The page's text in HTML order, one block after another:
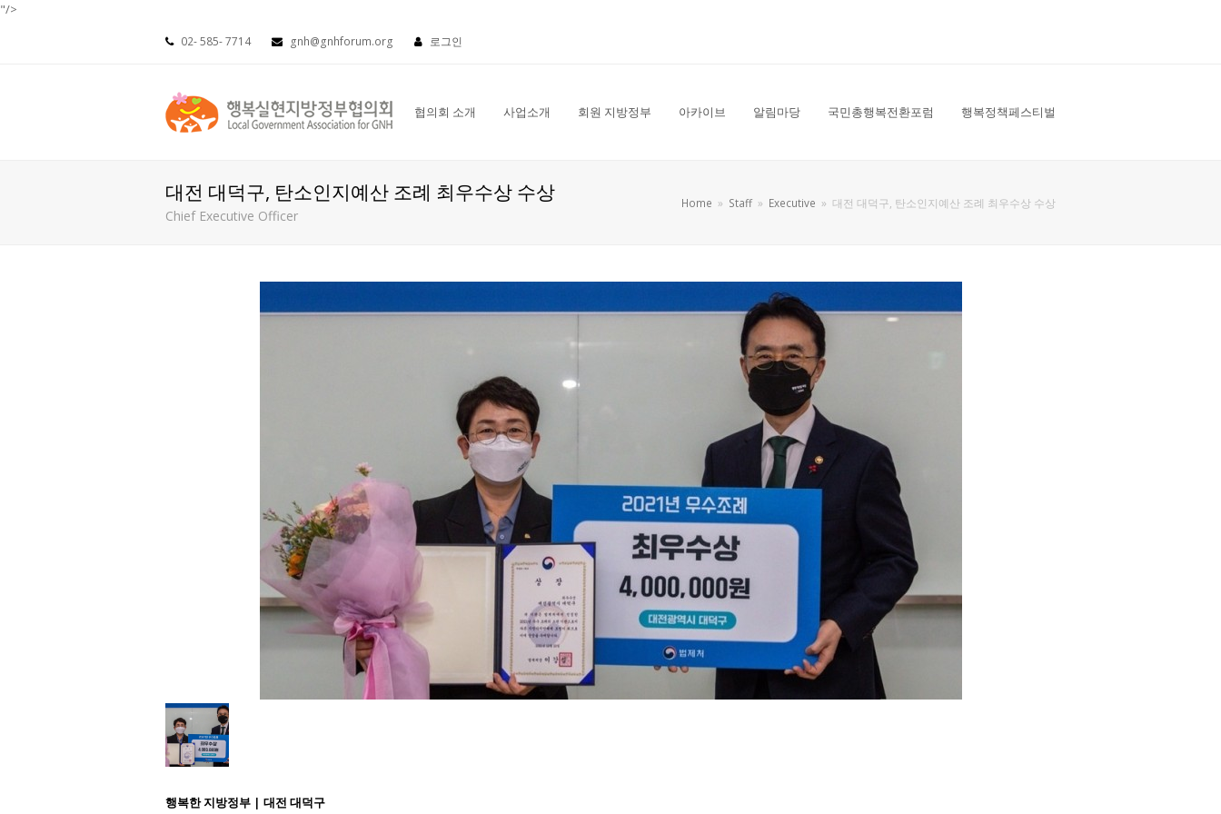
"/>
02- 585- 7714 gnh@gnhforum.org 로그인
협의회 소개 사업소개 회원 지방정부 아카이브 알림마당 국민총행복전환포럼 행복정책페스티벌
대전 대덕구, 탄소인지예산 조례 최우수상 수상
Chief Executive Officer
Home » Staff » Executive » 대전 대덕구, 탄소인지예산 조례 최우수상 수상
행복한 지방정부 | 대전 대덕구